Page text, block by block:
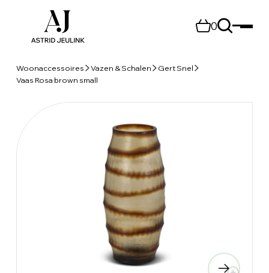
0
Woonaccessoires Vazen & Schalen
Gert Snel
Vaas Rosa brown small